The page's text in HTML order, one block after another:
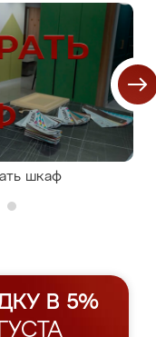
шкаф
В 5%